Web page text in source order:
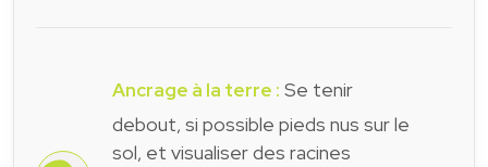
Ancrage à la terre : Se tenir
debout, si possible pieds nus sur le
sol, et visualiser des racines